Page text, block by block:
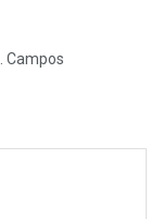
Campos